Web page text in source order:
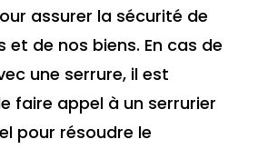
assurer la sécurité de
et de nos biens. En cas de
une serrure, il est
faire appel à un serrurier
pour résoudre le